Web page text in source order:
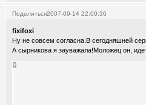
Поделиться2007-09-14 22:00:36
fixifoxi
Ну не совсем согласна.В сегодняшней
А сырникова я зауважала!Моложец он,
0